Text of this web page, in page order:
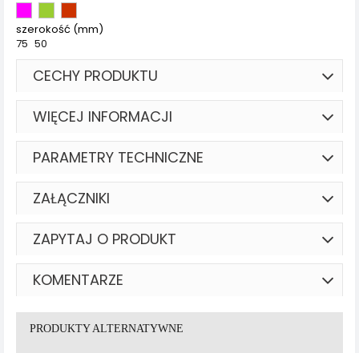
szerokość (mm)
75 50
CECHY PRODUKTU
WIĘCEJ INFORMACJI
PARAMETRY TECHNICZNE
ZAŁĄCZNIKI
ZAPYTAJ O PRODUKT
KOMENTARZE
PRODUKTY ALTERNATYWNE